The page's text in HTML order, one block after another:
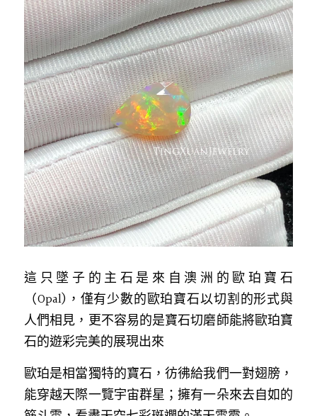
這只墜子的主石是來自澳洲的歐珀寶石
（Opal)，僅有少數的歐珀寶石以切割的形式與
人們相見，更不容易的是寶石切磨師能將歐珀寶
石的遊彩完美的展現出來
歐珀是相當獨特的寶石，彷彿給我們一對翅膀，
能穿越天際一覽宇宙群星；擁有一朵來去自如的